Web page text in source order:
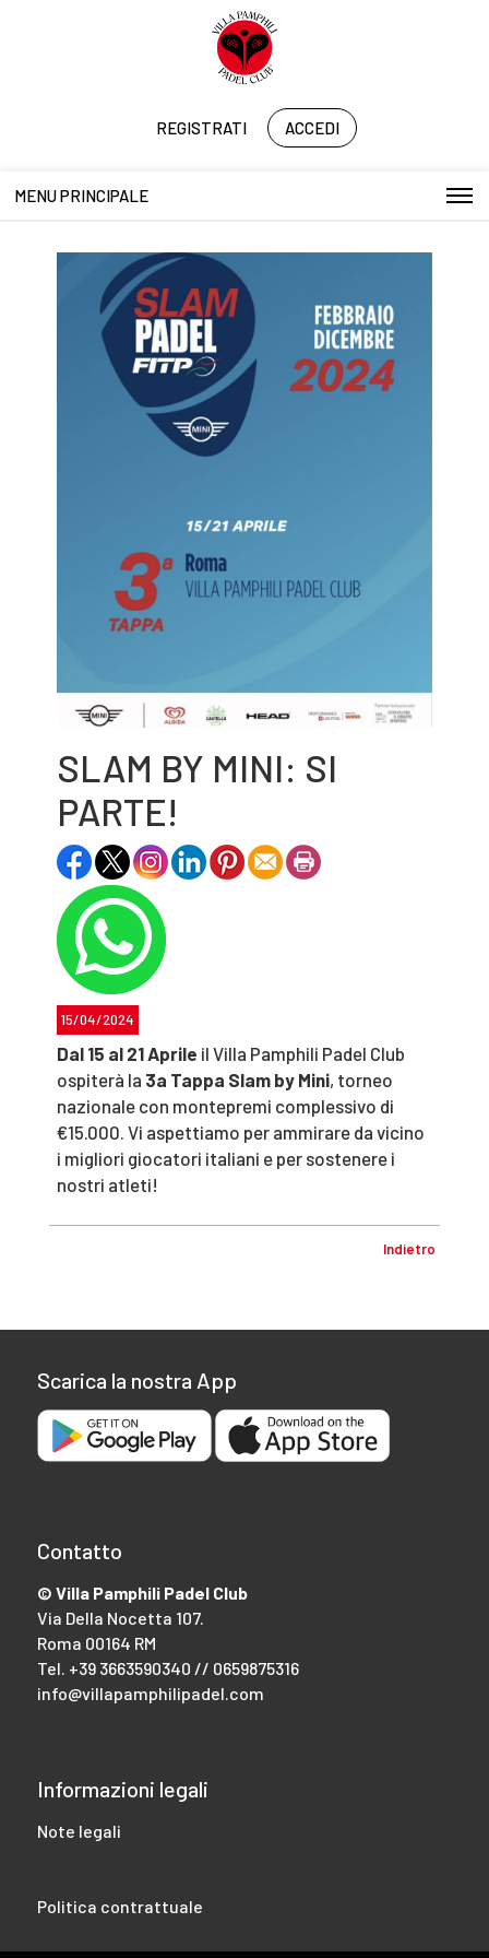
REGISTRATI ACCEDI
MENU PRINCIPALE
SLAM BY MINI: SI
PARTE!
15/04/2024
Dal 15 al 21 Aprile il Villa Pamphili Padel Club
ospiterà la 3a Tappa Slam by Mini, torneo
nazionale con montepremi complessivo di
€15.000. Vi aspettiamo per ammirare da vicino
i migliori giocatori italiani e per sostenere i
nostri atleti!
Indietro
Scarica la nostra App
Contatto
© Villa Pamphili Padel Club
Via Della Nocetta 107.
Roma 00164 RM
Tel. +39 3663590340 // 0659875316
info@villapamphilipadel.com
Informazioni legali
Note legali
Politica contrattuale